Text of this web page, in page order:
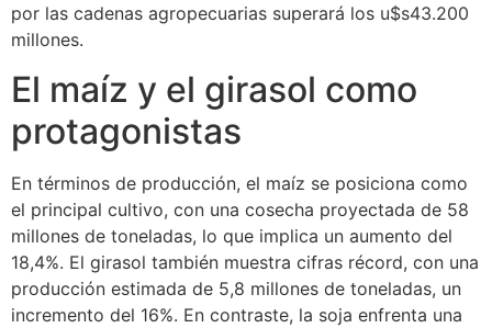
por las cadenas agropecuarias superará los u$s43.200
millones.
El maíz y el girasol como
protagonistas
En términos de producción, el maíz se posiciona como
el principal cultivo, con una cosecha proyectada de 58
millones de toneladas, lo que implica un aumento del
18,4%. El girasol también muestra cifras récord, con una
producción estimada de 5,8 millones de toneladas, un
incremento del 16%. En contraste, la soja enfrenta una